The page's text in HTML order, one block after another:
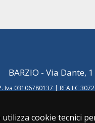
cookie tecnici
BARZIO - Via Dante,
Iva 03106780137 | REA LC